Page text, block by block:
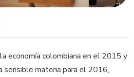
economía colombiana en el 2015 y
sensible materia para el 2016,